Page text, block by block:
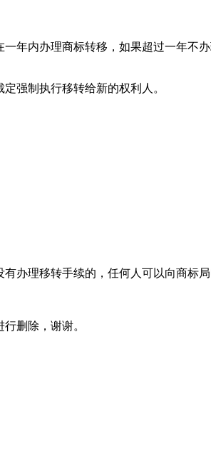
年内办理商标转移，如果超过一年不
强制执行移转给新的权利人。
有办理移转手续的，任何人可以向商标局
删除，谢谢。